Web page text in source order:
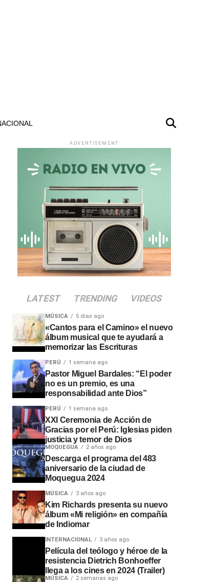
ADVERTISEMENT
LATEST TRENDING VIDEOS
MÚSICA 5 días ago
«Cantos para el Camino» el nuevo
álbum musical que te ayudará a
memorizar las Escrituras
PERÚ 1 semana ago
Pastor Miguel Bardales: “El poder
no es un premio, es una
responsabilidad ante Dios”
PERÚ 1 semana ago
XXI Ceremonia de Acción de
Gracias por el Perú: Iglesias piden
justicia y temor de Dios
MOQUEGUA 2 años ago
Descarga el programa del 483
aniversario de la ciudad de
Moquegua 2024
MÚSICA 3 años ago
Kim Richards presenta su nuevo
álbum «Mi religión» en compañía
de Indiomar
INTERNACIONAL 3 años ago
Película del teólogo y héroe de la
resistencia Dietrich Bonhoeffer
llega a los cines en 2024 (Trailer)
MÚSICA 2 semanas ago